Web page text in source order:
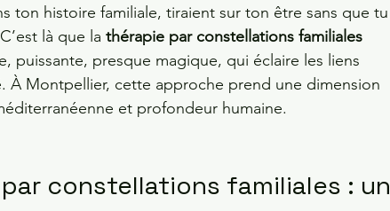
ton histoire familiale, tiraient sur ton être sans que tu
là que la thérapie par constellations familiales
puissante, presque magique, qui éclaire les liens
À Montpellier, cette approche prend une dimension
et profondeur humaine.
constellations familiales : un